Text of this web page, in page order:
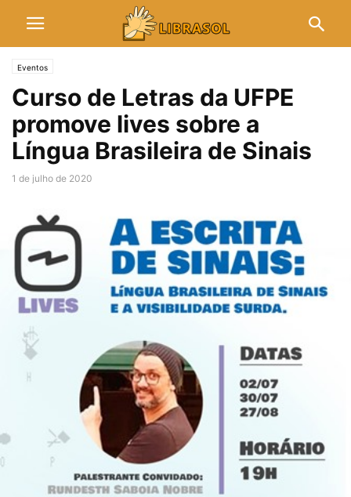
Eventos
Curso de Letras da UFPE
promove lives sobre a
Língua Brasileira de Sinais
1 de julho de 2020